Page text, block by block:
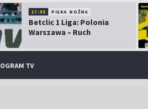
17:55 PIŁKA NOŻNA
Betclic 1 Liga: Polonia
Warszawa – Ruch
TV